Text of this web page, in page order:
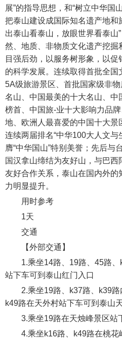
展”的指导思想，和“树立中华国
把泰山建设成国际知名遗产地和
出泰山看泰山，放眼世界看泰山
然、地质、非物质文化遗产挖掘
目强后劲，以服务树形象，以
的科学发展。连续取得首批全
5A级旅游景区、首批国家级非
名山、中国最美的十大名山、中
榜首、中国旅-业十大影响力品
地、欧洲人最喜爱的中国十大景
连续两届排名“中华100大人文与
膺“中华国山”特别美誉；先后与
国汉拿山缔结为友好山，与巴
友好合作关系，泰山在国内外
力明显提升。
用时参考
1天
交通
【外部交通】
1.乘坐14路、19路、45路、
站下车可到泰山红门入口
2.乘坐19路、k37路、k39路
k49路在天外村站下车可到泰山
3.乘坐19路在天烛峰景区站
4.乘坐k16路、k49路在桃花